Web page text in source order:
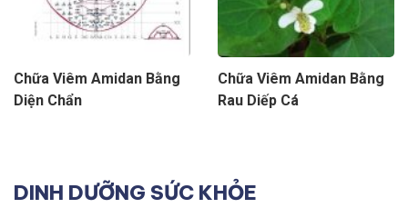
Chữa Viêm Amidan Bằng
Diện Chẩn
Chữa Viêm Amidan Bằng
Rau Diếp Cá
DINH DƯỠNG SỨC KHỎE